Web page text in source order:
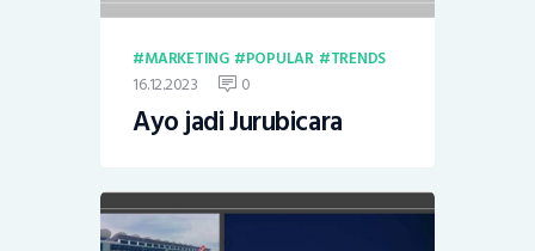
MARKETING POPULAR TRENDS
16.12.2023 0
Ayo jadi Jurubicara